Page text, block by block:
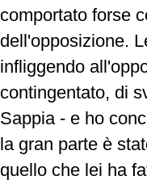
comportato forse
dell'opposizione.
infliggendo
contingentato, di
Sappia - e ho
la gran parte è
quello che lei ha